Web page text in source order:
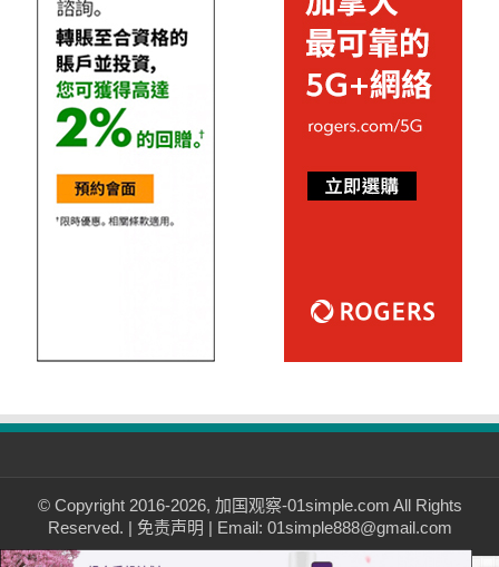
© Copyright 2016-2026, 加国观察-01simple.com All Rights
Reserved. | 免责声明 | Email: 01simple888@gmail.com